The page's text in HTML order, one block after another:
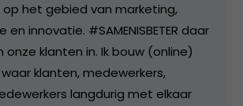
het gebied van marketing,
innovatie. #SAMENISBETER daar
onze klanten in. Ik bouw (online)
klanten, medewerkers,
langdurig met elkaar